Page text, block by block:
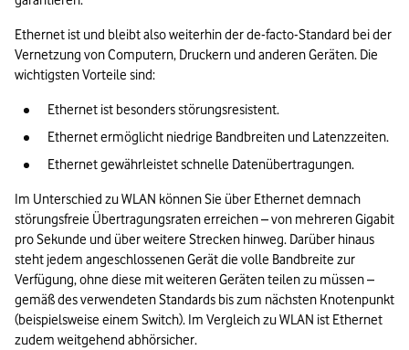
Ethernet ist und bleibt also weiterhin der de-facto-Standard bei der
Vernetzung von Computern, Druckern und anderen Geräten. Die
wichtigsten Vorteile sind:
Ethernet ist besonders störungsresistent.
Ethernet ermöglicht niedrige Bandbreiten und Latenzzeiten.
Ethernet gewährleistet schnelle Datenübertragungen.
Im Unterschied zu WLAN können Sie über Ethernet demnach
störungsfreie Übertragungsraten erreichen – von mehreren Gigabit
pro Sekunde und über weitere Strecken hinweg. Darüber hinaus
steht jedem angeschlossenen Gerät die volle Bandbreite zur
Verfügung, ohne diese mit weiteren Geräten teilen zu müssen –
gemäß des verwendeten Standards bis zum nächsten Knotenpunkt
(beispielsweise einem Switch). Im Vergleich zu WLAN ist Ethernet
zudem weitgehend abhörsicher.